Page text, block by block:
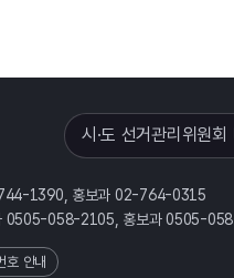
시·도 선거관리위원회
1390, 홍보과 02-764-0315
0505-058-2105, 홍보과 0505-
호 안내